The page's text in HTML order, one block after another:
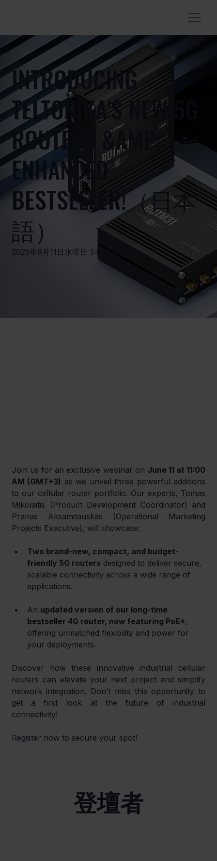
INTRODUCING
TELTONIKA'S NEW 5G
ROUTERS &AMP;
ENHANCED
BESTSELLER!（日本
語）
2025年6月11日水曜日 5:00:00 UTC
Join us for an exclusive webinar on June 11 at 11:00
AM (GMT+3) as we unveil three powerful additions
to our cellular router portfolio. Our experts, Tomas
Mikolaitis (Product Development Coordinator) and
Pranas Aksamitauskas (Operational Marketing
Projects Executive), will showcase:
Two brand-new, compact, and budget-
friendly 5G routers designed to deliver secure,
scalable connectivity across a wide range of
applications.
An updated version of our long-time
bestseller 4G router, now featuring PoE+,
offering unmatched flexibility and power for
your deployments.
Discover how these innovative industrial cellular
routers can elevate your next project and simplify
network integration. Don't miss this opportunity to
get a first look at the future of industrial
connectivity!
Register now to secure your spot!
登壇者